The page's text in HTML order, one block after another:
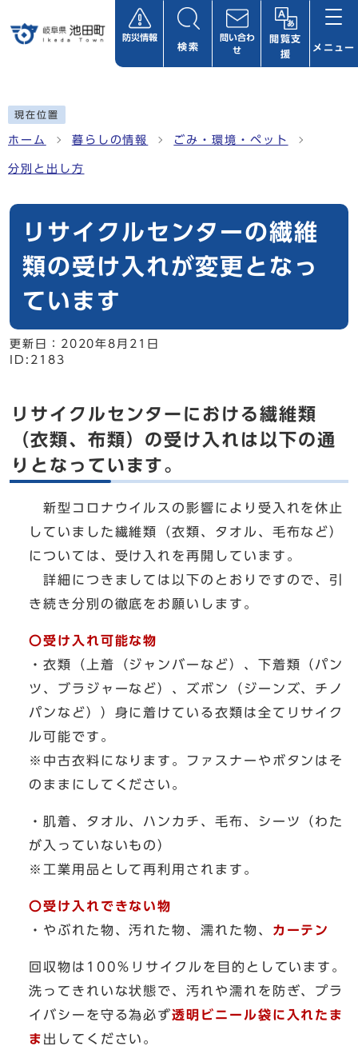
防災情報
検索
問い合わ
せ
閲覧支
援
メニュー
現在位置
ホーム 暮らしの情報 ごみ・環境・ペット
分別と出し方
リサイクルセンターの繊維
類の受け入れが変更となっ
ています
更新日： 2020年8月21日
ID:2183
リサイクルセンターにおける繊維類
（衣類、布類）の受け入れは以下の通
りとなっています。
新型コロナウイルスの影響により受入れを休止
していました繊維類（衣類、タオル、毛布など）
については、受け入れを再開しています。
詳細につきましては以下のとおりですので、引
き続き分別の徹底をお願いします。
〇受け入れ可能な物
・衣類（上着（ジャンバーなど）、下着類（パン
ツ、ブラジャーなど）、ズボン（ジーンズ、チノ
パンなど））身に着けている衣類は全てリサイク
ル可能です。
※中古衣料になります。ファスナーやボタンはそ
のままにしてください。
・肌着、タオル、ハンカチ、毛布、シーツ（わた
が入っていないもの）
※工業用品として再利用されます。
〇受け入れできない物
・やぶれた物、汚れた物、濡れた物、 カーテン
回収物は100％リサイクルを目的としています。
洗ってきれいな状態で、汚れや濡れを防ぎ、プラ
イバシーを守る為必ず透明ビニール袋に入れたま
ま 出してください。